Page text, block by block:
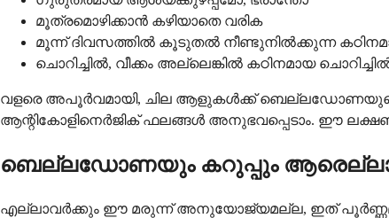
മൂത്രമൊഴിക്കാൻ കഴിയാതെ വരിക
മൂന്ന് ദിവസത്തിൽ കൂടുതൽ നീണ്ടുനിൽക്കുന്ന
ചൊറിച്ചിൽ, വീക്കം അല്ലെങ്കിൽ കഠിനമായ
വളരെ അപൂർവമായി, ചില ആളുകൾക്ക് ബെല്ലഡോണയുടെ
ആന്റികോളിനെർജിക് ഫലങ്ങൾ അനുഭവപ്പെടാം. ഈ
ബെല്ലഡോണയും കറുപ്പും
എല്ലാവർക്കും ഈ മരുന്ന് അനുയോജ്യമല്ല, ഇത്